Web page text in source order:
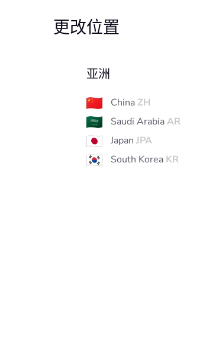
更改位置
亚洲
China ZH
Saudi ArabiaAR
Japan JPA
South Korea KR